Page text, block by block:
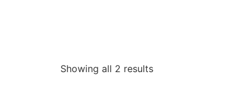
Showing all 2 results